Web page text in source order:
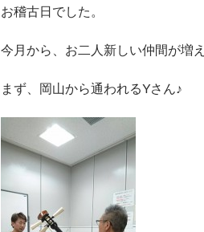
お稽古日でした。
今月から、お二人新しい仲間が増
まず、岡山から通われるYさん♪